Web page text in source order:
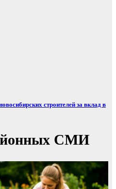
строителей за вклад в